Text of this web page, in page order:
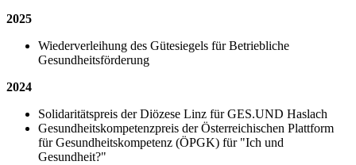
2025
Wiederverleihung des Gütesiegels für Betriebliche
Gesundheitsförderung
2024
Solidaritätspreis der Diözese Linz für GES.UND Haslach
Gesundheitskompetenzpreis der Österreichischen Plattform
für Gesundheitskompetenz (ÖPGK) für "Ich und
Gesundheit?"